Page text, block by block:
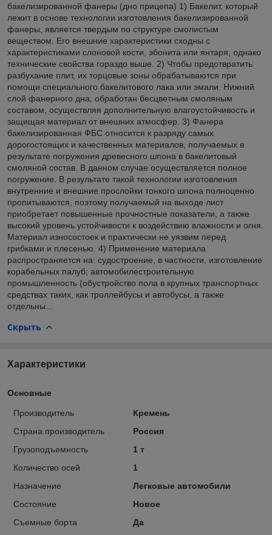
бакелизированной фанеры (дно прицепа) 1) Бакелит, который
лежит в основе технологии изготовления бакелизированной
фанеры, является твердым по структуре смолистым
веществом. Его внешние характеристики сходны с
характеристиками слоновой кости, эбонита или янтаря, однако
технические свойства гораздо выше. 2) Чтобы предотвратить
разбухание плит, их торцовые зоны обрабатываются при
помощи специального бакелитового лака или эмали. Нижний
слой фанерного дна, обработан бесцветным смоляным
составом, осуществляя дополнительную влагоустойчивость и
защищая материал от внешних атмосфер. 3) Фанера
бакелизированная ФБС относится к разряду самых
дорогостоящих и качественных материалов, получаемых в
результате погружения древесного шпона в бакелитовый
смоляной состав. В данном случае осуществляется полное
погружение. В результате такой технологии изготовления
внутренние и внешние прослойки тонкого шпона полноценно
пропитываются, поэтому получаемый на выходе лист
приобретает повышенные прочностные показатели, а также
высокий уровень устойчивости к воздействию влажности и огня.
Материал износостоек и практически не уязвим перед
грибками и плесенью. 4) Применение материала
распространяется на: судостроение, в частности, изготовление
корабельных палуб; автомобилестроительную
промышленность (обустройство пола в крупных транспортных
средствах таких, как троллейбусы и автобусы, а также
отдельны...
Скрыть
Характеристики
Основные
Производитель
Кремень
Страна производитель
Россия
Грузоподъемность
1 т
Количество осей
1
Назначение
Легковые автомобили
Состояние
Новое
Съемные борта
Да